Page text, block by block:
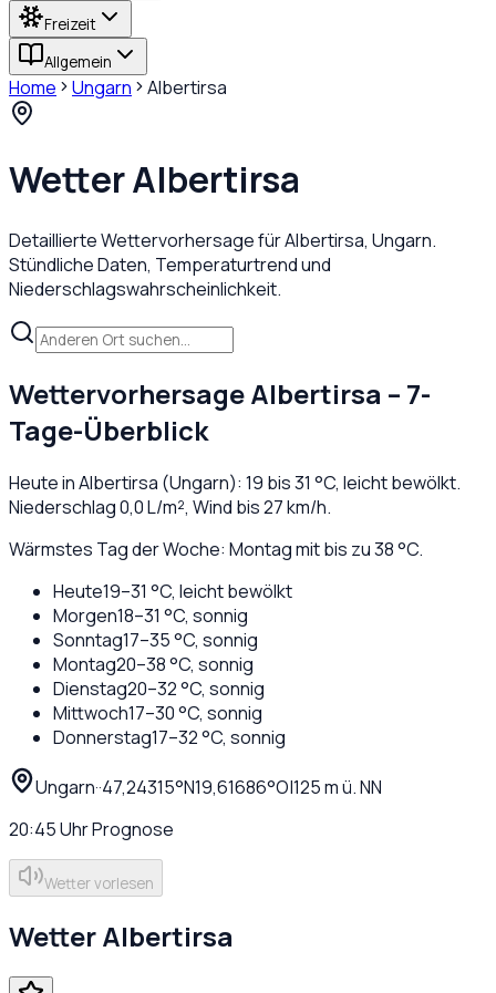
Freizeit
Allgemein
Home Ungarn Albertirsa
WetterAlbertirsa
Detaillierte Wettervorhersage fürAlbertirsa, Ungarn.
Stündliche Daten, Temperaturtrend und
Niederschlagswahrscheinlichkeit.
WettervorhersageAlbertirsa – 7-
Tage-Überblick
Heute inAlbertirsa (Ungarn): 19 bis31 °C, leicht bewölkt.
Niederschlag0,0L/m², Wind bis27km/h.
Wärmstes Tag der Woche: Montag mit bis zu 38 °C.
Heute19–31 °C, leicht bewölkt
Morgen18–31 °C, sonnig
Sonntag17–35°C, sonnig
Montag20–38°C, sonnig
Dienstag20–32°C, sonnig
Mittwoch17–30°C, sonnig
Donnerstag17–32°C, sonnig
Ungarn··47,24315°N19,61686°O|125m ü. NN
20:45UhrPrognose
Wetter vorlesen
WetterAlbertirsa